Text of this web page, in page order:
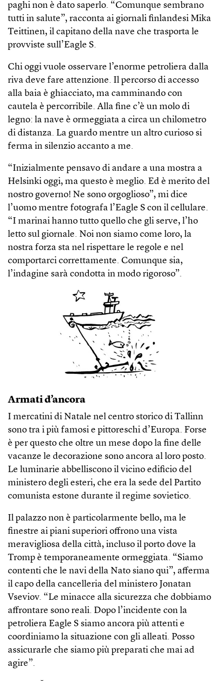
paghi non è dato saperlo. “Comunque sembrano
tutti in salute”, racconta ai giornali finlandesi Mika
Teittinen, il capitano della nave che trasporta le
provviste sull’Eagle S.
Chi oggi vuole osservare l’enorme petroliera dalla
riva deve fare attenzione. Il percorso di accesso
alla baia è ghiacciato, ma camminando con
cautela è percorribile. Alla fine c’è un molo di
legno: la nave è ormeggiata a circa un chilometro
di distanza. La guardo mentre un altro curioso si
ferma in silenzio accanto a me.
“Inizialmente pensavo di andare a una mostra a
Helsinki oggi, ma questo è meglio. Ed è merito del
nostro governo! Ne sono orgoglioso”, mi dice
l’uomo mentre fotografa l’Eagle S con il cellulare.
“I marinai hanno tutto quello che gli serve, l’ho
letto sul giornale. Noi non siamo come loro, la
nostra forza sta nel rispettare le regole e nel
comportarci correttamente. Comunque sia,
l’indagine sarà condotta in modo rigoroso”.
Armati d’ancora
I mercatini di Natale nel centro storico di Tallinn
sono tra i più famosi e pittoreschi d’Europa. Forse
è per questo che oltre un mese dopo la fine delle
vacanze le decorazione sono ancora al loro posto.
Le luminarie abbelliscono il vicino edificio del
ministero degli esteri, che era la sede del Partito
comunista estone durante il regime sovietico.
Il palazzo non è particolarmente bello, ma le
finestre ai piani superiori offrono una vista
meravigliosa della città, incluso il porto dove la
Tromp è temporaneamente ormeggiata. “Siamo
contenti che le navi della Nato siano qui”, afferma
il capo della cancelleria del ministero Jonatan
Vseviov. “Le minacce alla sicurezza che dobbiamo
affrontare sono reali. Dopo l’incidente con la
petroliera Eagle S siamo ancora più attenti e
coordiniamo la situazione con gli alleati. Posso
assicurarle che siamo più preparati che mai ad
agire”.